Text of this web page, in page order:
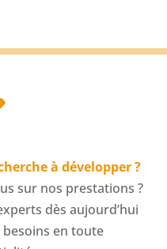
à développer ?
sur nos prestations ?
dès aujourd’hui
en toute